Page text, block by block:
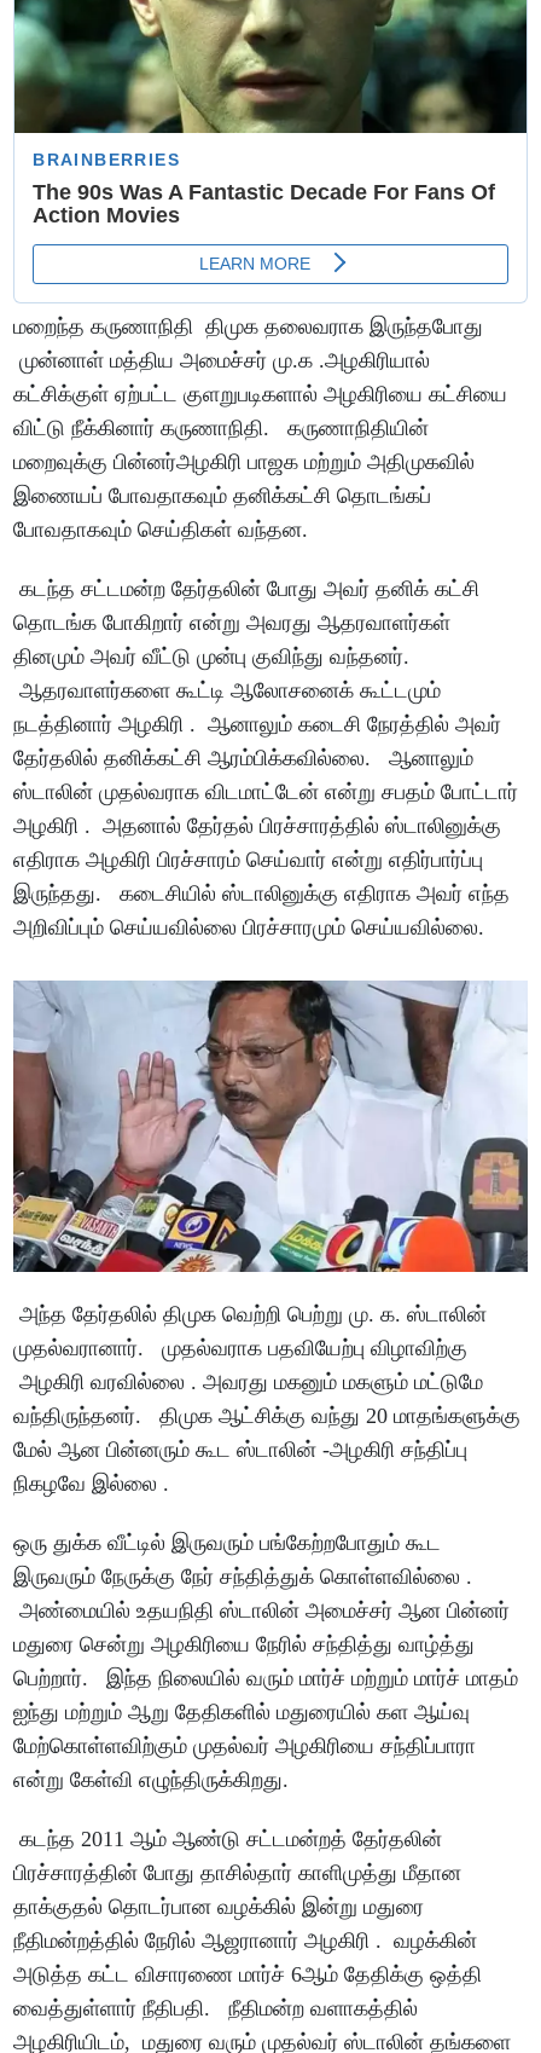
மறைந்த கருணாநிதி திமுக தலைவராக இருந்தபோது
முன்னாள் மத்திய அமைச்சர் மு.க .அழகிரியால்
கட்சிக்குள் ஏற்பட்ட குளறுபடிகளால் அழகிரியை கட்சியை
விட்டு நீக்கினார் கருணாநிதி. கருணாநிதியின்
மறைவுக்கு பின்னர்அழகிரி பாஜக மற்றும் அதிமுகவில்
இணையப் போவதாகவும் தனிக்கட்சி தொடங்கப்
போவதாகவும் செய்திகள் வந்தன.
கடந்த சட்டமன்ற தேர்தலின் போது அவர் தனிக் கட்சி
தொடங்க போகிறார் என்று அவரது ஆதரவாளர்கள்
தினமும் அவர் வீட்டு முன்பு குவிந்து வந்தனர்.
ஆதரவாளர்களை கூட்டி ஆலோசனைக் கூட்டமும்
நடத்தினார் அழகிரி . ஆனாலும் கடைசி நேரத்தில் அவர்
தேர்தலில் தனிக்கட்சி ஆரம்பிக்கவில்லை. ஆனாலும்
ஸ்டாலின் முதல்வராக விடமாட்டேன் என்று சபதம் போட்டார்
அழகிரி . அதனால் தேர்தல் பிரச்சாரத்தில் ஸ்டாலினுக்கு
எதிராக அழகிரி பிரச்சாரம் செய்வார் என்று எதிர்பார்ப்பு
இருந்தது. கடைசியில் ஸ்டாலினுக்கு எதிராக அவர் எந்த
அறிவிப்பும் செய்யவில்லை பிரச்சாரமும் செய்யவில்லை.
அந்த தேர்தலில் திமுக வெற்றி பெற்று மு. க. ஸ்டாலின்
முதல்வரானார். முதல்வராக பதவியேற்பு விழாவிற்கு
அழகிரி வரவில்லை . அவரது மகனும் மகளும் மட்டுமே
வந்திருந்தனர். திமுக ஆட்சிக்கு வந்து 20 மாதங்களுக்கு
மேல் ஆன பின்னரும் கூட ஸ்டாலின் -அழகிரி சந்திப்பு
நிகழவே இல்லை .
ஒரு துக்க வீட்டில் இருவரும் பங்கேற்றபோதும் கூட
இருவரும் நேருக்கு நேர் சந்தித்துக் கொள்ளவில்லை .
அண்மையில் உதயநிதி ஸ்டாலின் அமைச்சர் ஆன பின்னர்
மதுரை சென்று அழகிரியை நேரில் சந்தித்து வாழ்த்து
பெற்றார். இந்த நிலையில் வரும் மார்ச் மற்றும் மார்ச் மாதம்
ஐந்து மற்றும் ஆறு தேதிகளில் மதுரையில் கள ஆய்வு
மேற்கொள்ளவிற்கும் முதல்வர் அழகிரியை சந்திப்பாரா
என்று கேள்வி எழுந்திருக்கிறது.
கடந்த 2011 ஆம் ஆண்டு சட்டமன்றத் தேர்தலின்
பிரச்சாரத்தின் போது தாசில்தார் காளிமுத்து மீதான
தாக்குதல் தொடர்பான வழக்கில் இன்று மதுரை
நீதிமன்றத்தில் நேரில் ஆஜரானார் அழகிரி . வழக்கின்
அடுத்த கட்ட விசாரணை மார்ச் 6ஆம் தேதிக்கு ஒத்தி
வைத்துள்ளார் நீதிபதி. நீதிமன்ற வளாகத்தில்
அழகிரியிடம், மதுரை வரும் முதல்வர் ஸ்டாலின் தங்களை